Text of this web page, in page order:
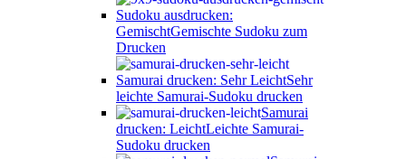
Sudoku ausdrucken:
GemischtGemischte Sudoku zum
Drucken
Samurai drucken: Sehr LeichtSehr
leichte Samurai-Sudoku drucken
Samurai
drucken: LeichtLeichte Samurai-
Sudoku drucken